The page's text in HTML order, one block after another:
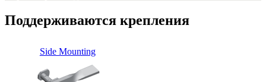
Поддерживаются крепления
Side Mounting